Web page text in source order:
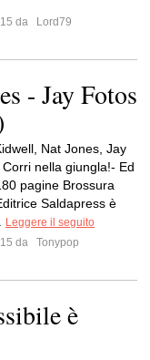
da
Lord79
- Jay Fotos
Nat Jones, Jay
nella giungla!- Ed
pagine Brossura
Saldapress è
Leggere il seguito
da
Tonypop
è